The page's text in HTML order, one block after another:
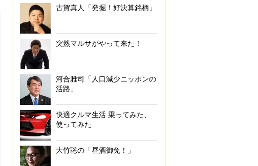
古賀真人「発掘！好決算銘柄」
突然マルサがやって来た！
河合雅司「人口減少ニッポンの
活路」
快適クルマ生活 乗ってみた、
使ってみた
大竹聡の「昼酒御免！」